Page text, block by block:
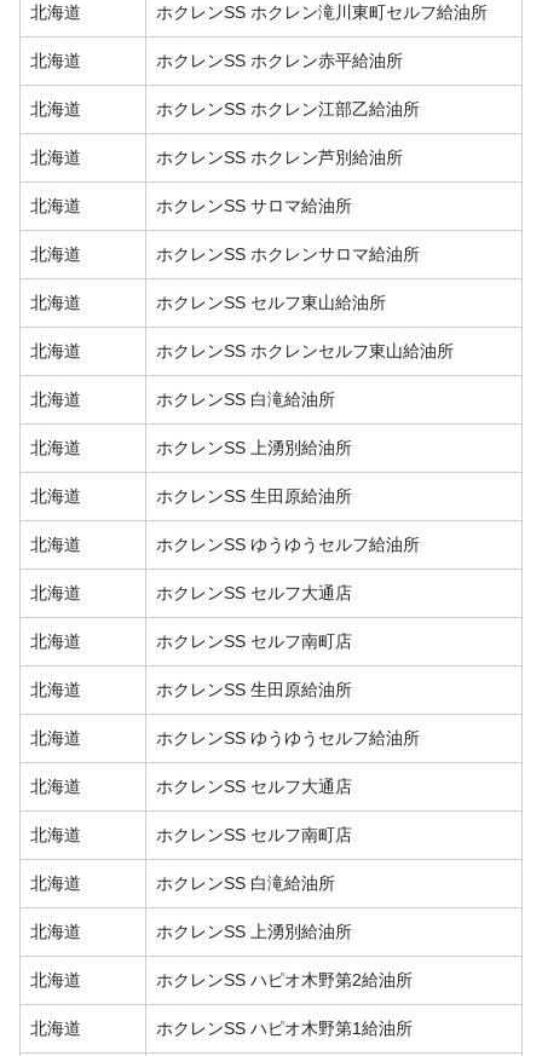
北海道 ホクレンSS ホクレン滝川東町セルフ給油所
北海道 ホクレンSS ホクレン赤平給油所
北海道 ホクレンSS ホクレン江部乙給油所
北海道 ホクレンSS ホクレン芦別給油所
北海道 ホクレンSS サロマ給油所
北海道 ホクレンSS ホクレンサロマ給油所
北海道 ホクレンSS セルフ東山給油所
北海道 ホクレンSS ホクレンセルフ東山給油所
北海道 ホクレンSS 白滝給油所
北海道 ホクレンSS 上湧別給油所
北海道 ホクレンSS 生田原給油所
北海道 ホクレンSS ゆうゆうセルフ給油所
北海道 ホクレンSS セルフ大通店
北海道 ホクレンSS セルフ南町店
北海道 ホクレンSS 生田原給油所
北海道 ホクレンSS ゆうゆうセルフ給油所
北海道 ホクレンSS セルフ大通店
北海道 ホクレンSS セルフ南町店
北海道 ホクレンSS 白滝給油所
北海道 ホクレンSS 上湧別給油所
北海道 ホクレンSS ハピオ木野第2給油所
北海道 ホクレンSS ハピオ木野第1給油所